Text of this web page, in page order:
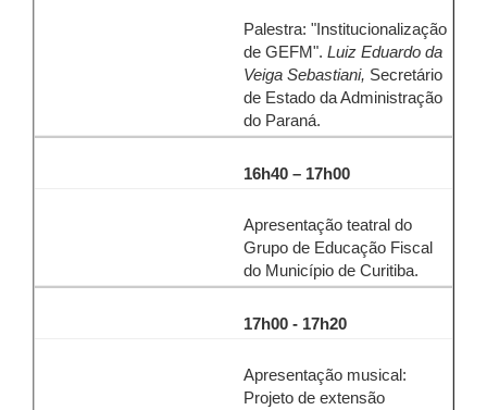
Palestra: "Institucionalização
de GEFM". Luiz Eduardo da
Veiga Sebastiani, Secretário
de Estado da Administração
do Paraná.
16h40 – 17h00
Apresentação teatral do
Grupo de Educação Fiscal
do Município de Curitiba.
17h00 - 17h20
Apresentação musical:
Projeto de extensão